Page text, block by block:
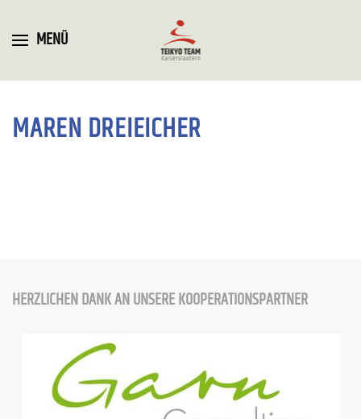
MENÜ
MAREN DREIEICHER
HERZLICHEN DANK AN UNSERE KOOPERATIONSPARTNER